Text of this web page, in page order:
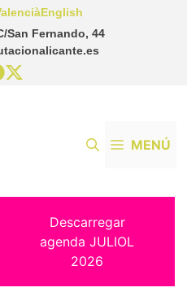
San Fernando, 44
English
MENÚ
Descarregar
agenda JULIOL
2026